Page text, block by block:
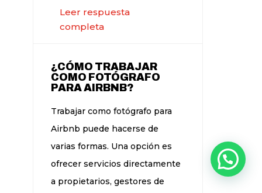
Leer respuesta
completa
¿CÓMO TRABAJAR
COMO FOTÓGRAFO
PARA AIRBNB?
Trabajar como fotógrafo para
Airbnb puede hacerse de
varias formas. Una opción es
ofrecer servicios directamente
a propietarios, gestores de